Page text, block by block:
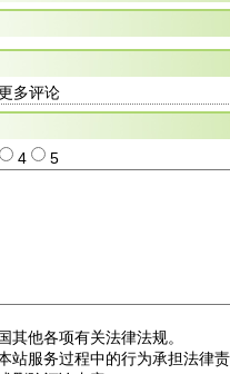
多评论
4 5
其他各项有关法律法规。
站服务过程中的行为承担法律